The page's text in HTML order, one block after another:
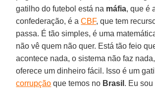
gatilho do futebol está na máfia, que é
confederação, é aCBF, que tem
passa. É tão simples, é uma
não vê quem não quer. Está tão feio
acontece nada, o sistema não faz
oferece um dinheiro fácil. Isso é um
corrupção que temos no Brasil . Eu